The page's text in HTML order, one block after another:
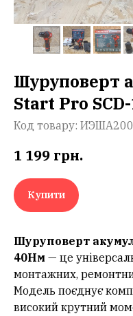
Шуруповерт
Start Pro
Код товару:
1 199 грн.
Купити
Шуруповерт
40Нм — це
монтажних,
Модель поєднує
високий крутний